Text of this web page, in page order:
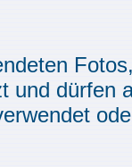
und dürfen